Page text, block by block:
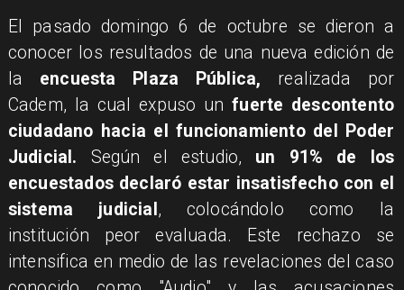
El pasado domingo 6 de octubre se dieron a
conocer los resultados de una nueva edición de
la encuesta Plaza Pública, realizada por
Cadem, la cual expuso unfuerte descontento
ciudadano hacia el funcionamiento del Poder
Judicial. Según el estudio, un 91% de los
encuestados declaró estar insatisfecho con el
sistema judicial , colocándolo como la
institución peor evaluada. Este rechazo se
intensifica en medio de las revelaciones del caso